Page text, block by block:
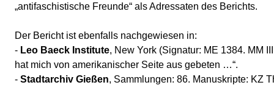
„antifaschistische Freunde“ als Adressaten des Berichts.
Der Bericht ist ebenfalls nachgewiesen in:
- Leo Baeck Institute, New York (Signatur: ME 1384. MM
hat mich von amerikanischer Seite aus gebeten …“.
- Stadtarchiv Gießen, Sammlungen: 86. Manuskripte: KZ